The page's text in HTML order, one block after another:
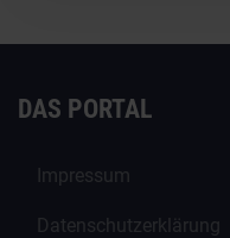
DAS PORTAL
Impressum
Datenschutzerklärung